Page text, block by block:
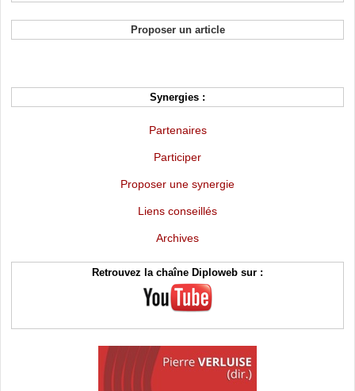
Proposer un article
Synergies :
Partenaires
Participer
Proposer une synergie
Liens conseillés
Archives
Retrouvez la chaîne Diploweb sur :